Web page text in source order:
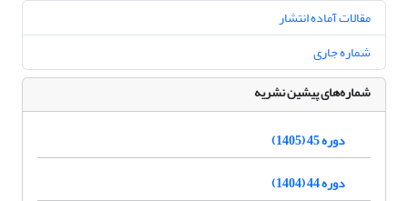
مقالات آماده انتشار
شماره جاری
شماره‌های پیشین نشریه
دوره 45 (1405)
دوره 44 (1404)